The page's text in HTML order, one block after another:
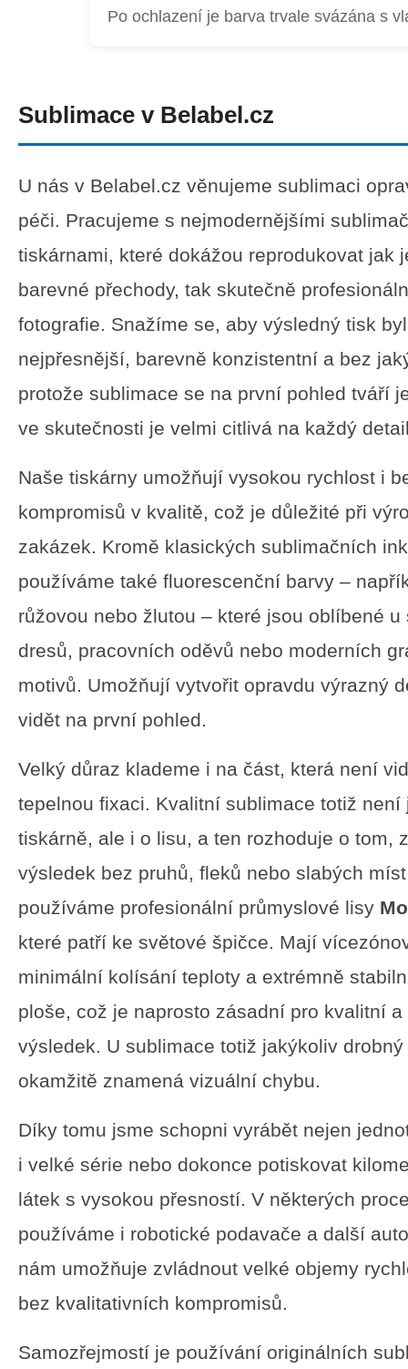
Po ochlazení je barva trvale svázána s
Sublimace v Belabel.cz
U nás v Belabel.cz věnujeme sublimaci
péči. Pracujeme s nejmodernějšími
tiskárnami, které dokážou reprodukovat jak
barevné přechody, tak skutečně
fotografie. Snažíme se, aby výsledný tisk
nejpřesnější, barevně konzistentní a bez
protože sublimace se na první pohled tváří
ve skutečnosti je velmi citlivá na každý
Naše tiskárny umožňují vysokou rychlost i
kompromisů v kvalitě, což je důležité při
zakázek. Kromě klasických sublimačních
používáme také fluorescenční barvy –
růžovou nebo žlutou – které jsou oblíbené u
dresů, pracovních oděvů nebo moderních
motivů. Umožňují vytvořit opravdu výrazný
vidět na první pohled.
Velký důraz klademe i na část, která není
tepelnou fixaci. Kvalitní sublimace totiž není
tiskárně, ale i o lisu, a ten rozhoduje o tom,
výsledek bez pruhů, fleků nebo slabých
používáme profesionální průmyslové lisy
které patří ke světové špičce. Mají
minimální kolísání teploty a extrémně
ploše, což je naprosto zásadní pro kvalitní
výsledek. U sublimace totiž jakýkoliv
okamžitě znamená vizuální chybu.
Díky tomu jsme schopni vyrábět nejen
i velké série nebo dokonce potiskovat
látek s vysokou přesností. V některých
používáme i robotické podavače a další
nám umožňuje zvládnout velké objemy
bez kvalitativních kompromisů.
Samozřejmostí je používání originálních